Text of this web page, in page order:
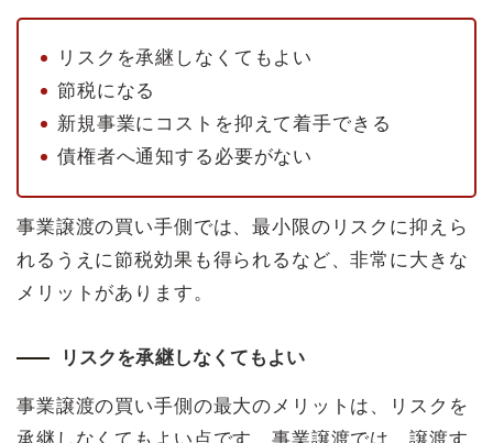
リスクを承継しなくてもよい
節税になる
新規事業にコストを抑えて着手できる
債権者へ通知する必要がない
事業譲渡の買い手側では、最小限のリスクに抑えら
れるうえに節税効果も得られるなど、非常に大きな
メリットがあります。
リスクを承継しなくてもよい
事業譲渡の買い手側の最大のメリットは、リスクを